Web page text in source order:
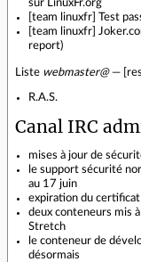
sur LinuxFr.org
[team linuxfr] Test
[team linuxfr]
report)
Liste webmaster@—
R.A.S.
Canal IRC
mises à jour de
le support sécurité
au 17 juin
expiration du
deux conteneurs mis
Stretch
le conteneur de
désormais